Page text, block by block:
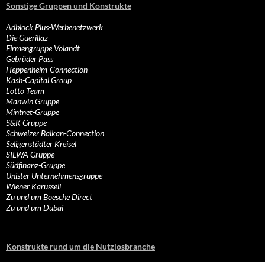
Sonstige Gruppen und Konstrukte
Adblock Plus-Werbenetzwerk
Die Guerillaz
Firmengruppe Volandt
Gebrüder Pass
Heppenheim-Connection
Kash-Capital Group
Lotto-Team
Manwin Gruppe
Mintnet-Gruppe
S&K Gruppe
Schweizer Balkan-Connection
Seligenstädter Kreisel
SILWA Gruppe
Südfinanz-Gruppe
Unister Unternehmensgruppe
Wiener Karussell
Zu und um Boesche Direct
Zu und um Dubai
Konstrukte rund um die Nutzlosbranche